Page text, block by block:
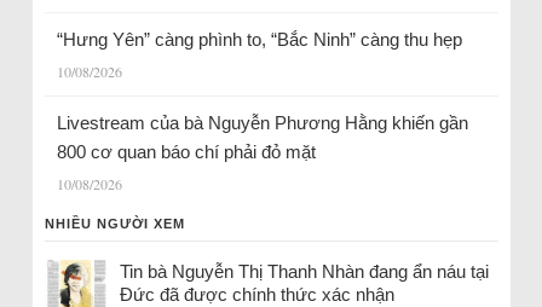
“Hưng Yên” càng phình to, “Bắc Ninh” càng thu hẹp
10/08/2026
Livestream của bà Nguyễn Phương Hằng khiến gần
800 cơ quan báo chí phải đỏ mặt
10/08/2026
NHIỀU NGƯỜI XEM
Tin bà Nguyễn Thị Thanh Nhàn đang ẩn náu tại
Đức đã được chính thức xác nhận